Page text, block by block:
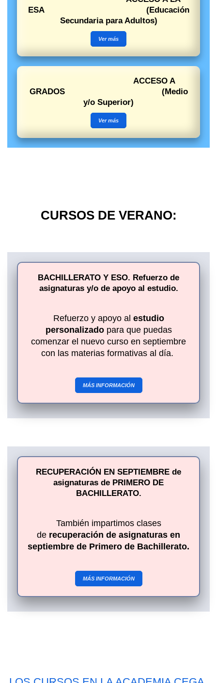
ESA (Educación
Secundaria para Adultos)
Ver más
ACCESO A
GRADOS (Medio
y/o Superior)
Ver más
CURSOS DE VERANO:
BACHILLERATO Y ESO. Refuerzo de
asignaturas y/o de apoyo al estudio.
Refuerzo y apoyo al estudio
personalizadopara que puedas
comenzar el nuevo curso en septiembre
con las materias formativas al día.
MÁS INFORMACIÓN
RECUPERACIÓN EN SEPTIEMBRE de
asignaturas de PRIMERO DE
BACHILLERATO.
También impartimos clases
de recuperación de asignaturas en
septiembre de Primero de Bachillerato.
MÁS INFORMACIÓN